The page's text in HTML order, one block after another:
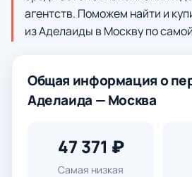
агентств. Поможем найти и
из Аделаиды в Москву по
Общая информация о
Аделаида — Москва
47 371 ₽
Самая низкая